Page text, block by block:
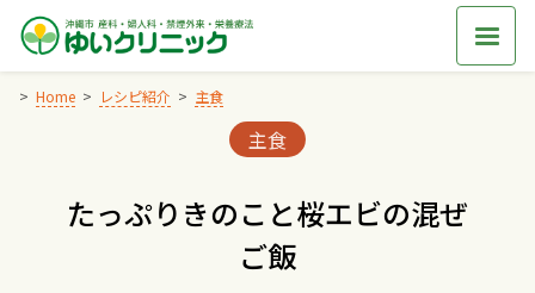
Skip
content
Home レシピ紹介 主食
Categories:
主食
たっぷりきのこと桜エビの混ぜ
ご飯
交通アクセス